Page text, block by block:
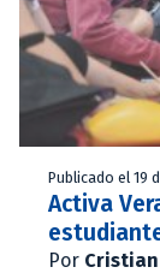
Publicado el 19
Activa
Por